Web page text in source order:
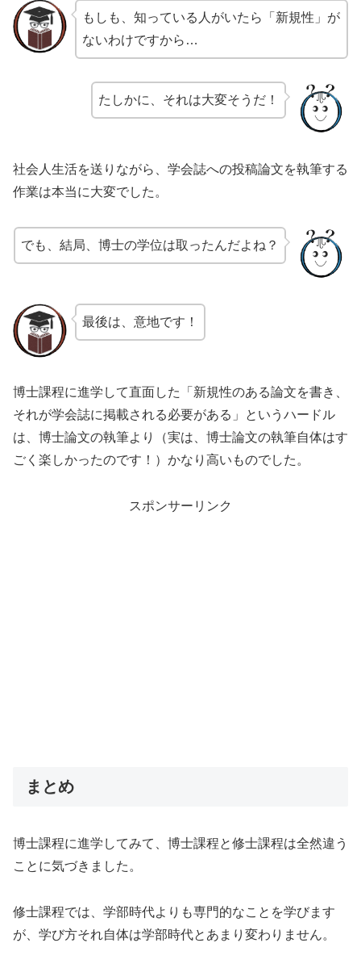
もしも、知っている人がいたら「新規性」が
ないわけですから…
たしかに、それは大変そうだ！
社会人生活を送りながら、学会誌への投稿論文を執筆する
作業は本当に大変でした。
でも、結局、博士の学位は取ったんだよね？
最後は、意地です！
博士課程に進学して直面した「新規性のある論文を書き、
それが学会誌に掲載される必要がある」というハードル
は、博士論文の執筆より（実は、博士論文の執筆自体はす
ごく楽しかったのです！）かなり高いものでした。
スポンサーリンク
まとめ
博士課程に進学してみて、博士課程と修士課程は全然違う
ことに気づきました。
修士課程では、学部時代よりも専門的なことを学びます
が、学び方それ自体は学部時代とあまり変わりません。